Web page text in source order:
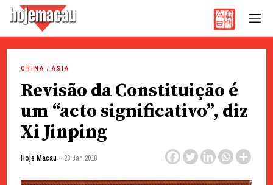
content
CHINA / ÁSIA
Revisão da Constituição é
um “acto significativo”, diz
Xi Jinping
Hoje Macau - 23 Jan 2018